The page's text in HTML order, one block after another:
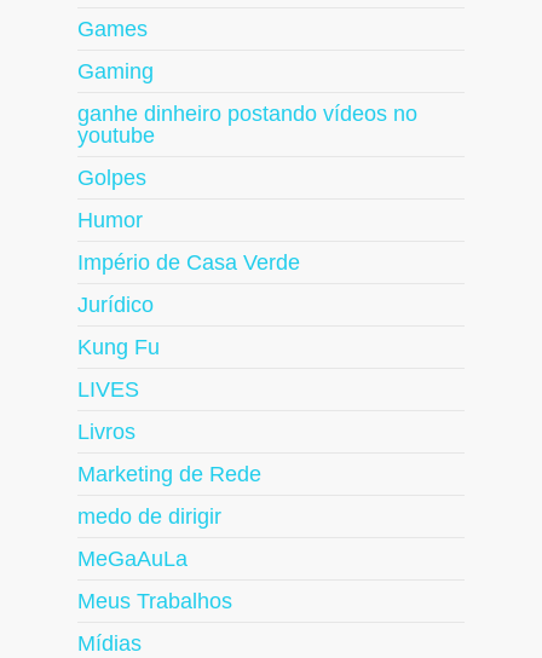
Games
Gaming
ganhe dinheiro postando vídeos no
youtube
Golpes
Humor
Império de Casa Verde
Jurídico
Kung Fu
LIVES
Livros
Marketing de Rede
medo de dirigir
MeGaAuLa
Meus Trabalhos
Mídias